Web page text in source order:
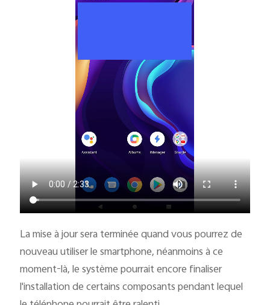
La mise à jour sera terminée quand vous pourrez de
nouveau utiliser le smartphone, néanmoins à ce
moment-là, le système pourrait encore finaliser
l'installation de certains composants pendant lequel